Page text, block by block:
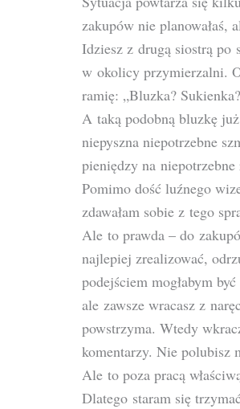
zakupów nie planowałaś,
Idziesz z drugą siostrą po
w okolicy przymierzalni.
ramię: „Bluzka?
A taką podobną bluzkę
niepyszna niepotrzebne
pieniędzy na niepotrzebne
Pomimo dość luźnego
zdawałam sobie z tego
Ale to prawda – do
najlepiej zrealizować,
podejściem mogłabym
ale zawsze wracasz z
powstrzyma. Wtedy
komentarzy. Nie polubisz
Ale to poza pracą
Dlatego staram się